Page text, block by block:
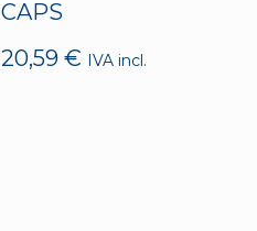
CAPS
20,59 € IVA incl.